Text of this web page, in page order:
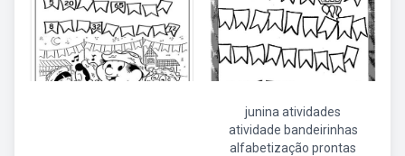
junina atividades
atividade bandeirinhas
alfabetização prontas